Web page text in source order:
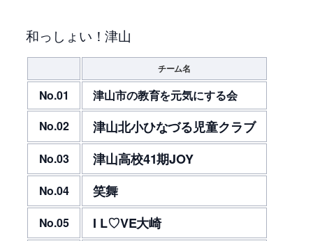
和っしょい！津山
チーム名
No.01
津山市の教育を元気にする会
No.02
津山北小ひなづる児童クラブ
No.03 津山高校41期JOY
No.04 笑舞
No.05 I L♡VE大崎